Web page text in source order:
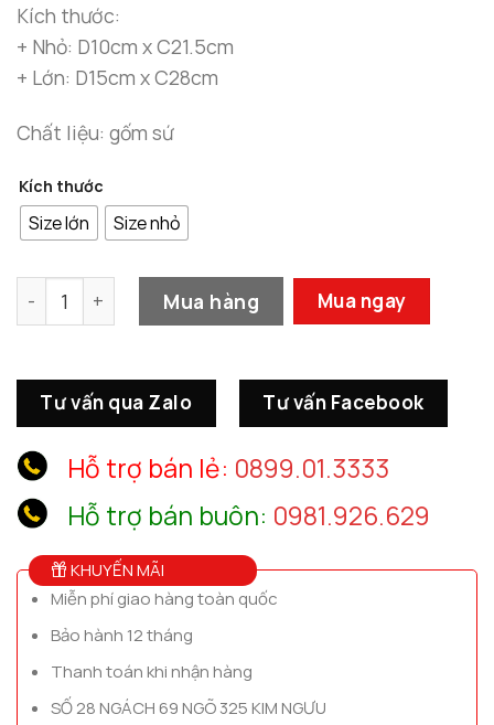
Kích thước:
+ Nhỏ: D10cm x C21.5cm
+ Lớn: D15cm x C28cm
Chất liệu: gốm sứ
Kích thước
Size lớn Size nhỏ
Bình Gốm Cắm Hoa số lượng
Mua hàng Mua ngay
Tư vấn qua Zalo Tư vấn Facebook
Hỗ trợ bán lẻ: 0899.01.3333
Hỗ trợ bán buôn: 0981.926.629
KHUYẾN MÃI
Miễn phí giao hàng toàn quốc
Bảo hành 12 tháng
Thanh toán khi nhận hàng
SỐ 28 NGÁCH 69 NGÕ 325 KIM NGƯU